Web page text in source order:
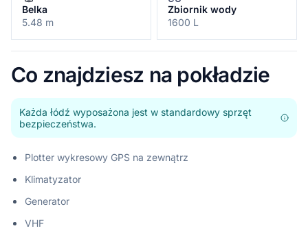
Belka
5.48 m
Zbiornik wody
1600 L
Co znajdziesz na pokładzie
Każda łódź wyposażona jest w standardowy sprzęt
bezpieczeństwa.
Plotter wykresowy GPS na zewnątrz
Klimatyzator
Generator
VHF